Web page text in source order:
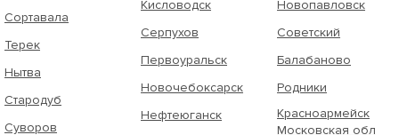
Сортавала
Терек
Нытва
Стародуб
Суворов
Кисловодск
Серпухов
Первоуральск
Новочебоксарск
Нефтеюганск
Новопавловск
Советский
Балабаново
Родники
Красноармейск
Московская обл